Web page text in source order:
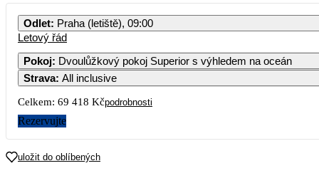
Odlet: Praha (letiště), 09:00
Letový řád
Pokoj: Dvoulůžkový pokoj Superior s výhledem na oceán
Strava: All inclusive
Celkem: 69 418 Kčpodrobnosti
Rezervujte
uložit do oblíbených